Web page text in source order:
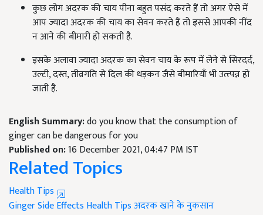
कुछ लोग अदरक की चाय पीना बहुत पसंद करते हैं तो अगर ऐसे में
आप ज्यादा अदरक की चाय का सेवन करते हैं तो इससे आपकी नींद
न आने की बीमारी हो सकती है.
इसके अलावा ज्यादा अदरक का सेवन चाय के रूप में लेने से सिरदर्द,
उल्टी, दस्त, तीव्रगति से दिल की धड़कन जैसे बीमारियाँ भी उत्त्पन्न हो
जाती है.
English Summary:do you know that the consumption of
ginger can be dangerous for you
Published on:16 December 2021, 04:47 PM IST
Related Topics
Health Tips
Ginger Side Effects Health Tipsअदरक खाने के नुकसान